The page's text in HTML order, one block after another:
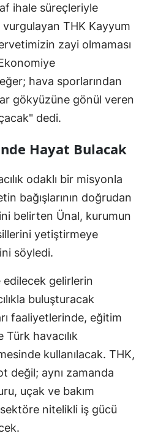
ihale süreçleriyle
vurgulayan THK Kayyum
zayi olmaması
hava sporlarından
gökyüzüne gönül veren
dedi.
Hayat Bulacak
odaklı bir misyonla
bağışlarının doğrudan
belirten Ünal, kurumun
yetiştirmeye
söyledi.
edilecek gelirlerin
buluşturacak
faaliyetlerinde, eğitim
havacılık
kullanılacak. THK,
değil; aynı zamanda
uçak ve bakım
nitelikli iş gücü